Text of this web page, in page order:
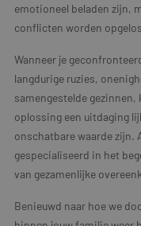
emotioneel beladen zijn,
conflicten worden
Wanneer je
langdurige ruzies,
samengestelde
oplossing een uitdaging
onschatbare waarde zijn.
gespecialiseerd in het
van gezamenlijke
Benieuwd naar hoe we